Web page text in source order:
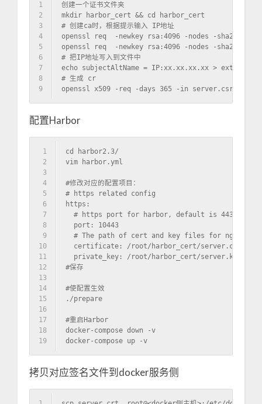
1
2
3
4
5
6
7
8
9
创建一个证书文件夹
mkdir harbor_cert && cd harbor_cert
# 创建ca时，根据提示输入 IP地址
openssl req  -newkey rsa:4096 -nodes -sha256 -
openssl req  -newkey rsa:4096 -nodes -sha256 -
# 把IP地址写入到文件中
echo subjectAltName = IP:xx.xx.xx.xx >
# 生成 cr
openssl x509 -req -days 365 -in server.csr -
配置Harbor
1
2
3
4
5
6
7
8
9
10
11
12
13
14
15
16
17
18
19
cd harbor2.3/
vim harbor.yml
#修改对应的配置项目：
# https related config
https:
  # https port for harbor, default is 443
  port: 10443
  # The path of cert and key files for nginx
  certificate: /root/harbor_cert/server.crt
  private_key: /root/harbor_cert/server.key
#保存
#使配置生效
./prepare
#重启Harbor
docker-compose down -v
docker-compose up -v
拷贝对应签名文件到docker服务侧